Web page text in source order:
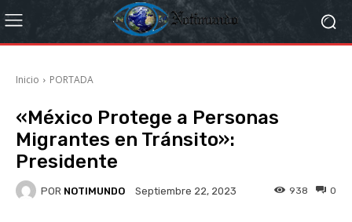
Inicio PORTADA
«México Protege a Personas
Migrantes en Tránsito»:
Presidente
POR NOTIMUNDO Septiembre 22, 2023 0
938